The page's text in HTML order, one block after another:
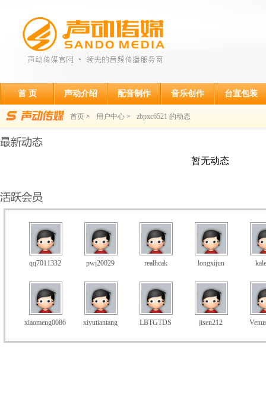
首 页 声动介绍 配音制作 音乐创作 台宣包装
首页 > 用户中心 > zbpxc6521 的动态
暂无动态
qq7011332 pwj20029 realhcak longxijun
xiaomeng0086 xiyutiantang LBTGTDS jisen212